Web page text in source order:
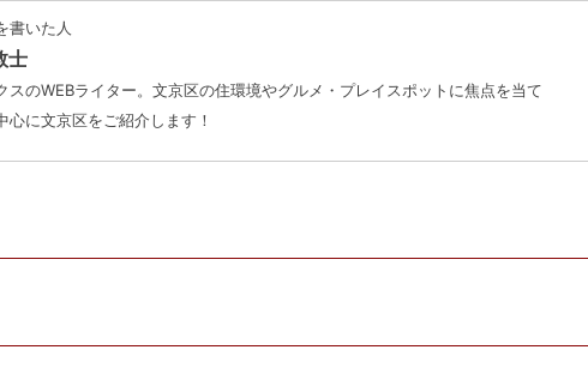
書いた人
士
スのWEBライター。文京区の住環境やグルメ・プレイスポットに焦点を当て
心に文京区をご紹介します！